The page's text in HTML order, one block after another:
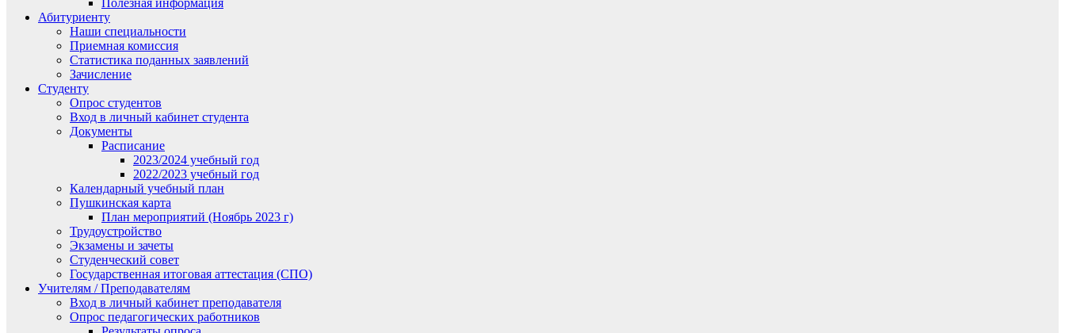
Полезная информация
Абитуриенту
Наши специальности
Приемная комиссия
Статистика поданных заявлений
Зачисление
Студенту
Опрос студентов
Вход в личный кабинет студента
Документы
Расписание
2023/2024 учебный год
2022/2023 учебный год
Календарный учебный план
Пушкинская карта
План мероприятий (Ноябрь 2023 г)
Трудоустройство
Экзамены и зачеты
Студенческий совет
Государственная итоговая аттестация (СПО)
Учителям / Преподавателям
Вход в личный кабинет преподавателя
Опрос педагогических работников